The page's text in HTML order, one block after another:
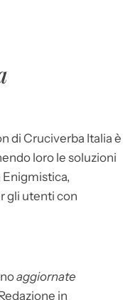
di Cruciverba Italia è
loro le soluzioni
gli utenti con
aggiornate
in